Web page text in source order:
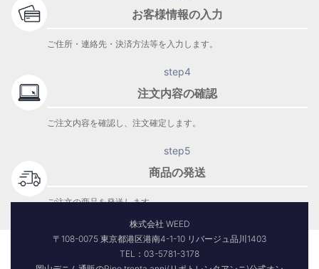
お客様情報の入力
ご住所・連絡先・決済方法等を入力します。
step4
注文内容の確認
ご注文内容を確認し、注文確定します。
step5
商品の発送
ご注文の商品を発送します。
株式会社 WEED
〒108-0075 東京都港区港南4-1-10 リバージュ品川1403
TEL：03-5781-3178